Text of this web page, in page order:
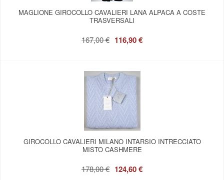
MAGLIONE GIROCOLLO CAVALIERI LANA ALPACA A COSTE
TRASVERSALI
167,00 € 116,90 €
GIROCOLLO CAVALIERI MILANO INTARSIO INTRECCIATO
MISTO CASHMERE
178,00 € 124,60 €